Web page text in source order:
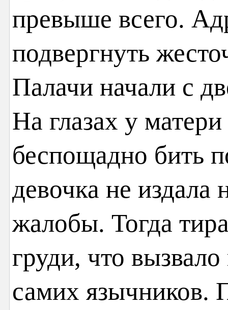
превыше всего.
подвергнуть
Палачи начали с
На глазах у
беспощадно бить
девочка не издала
жалобы. Тогда
груди, что
самих язычников.